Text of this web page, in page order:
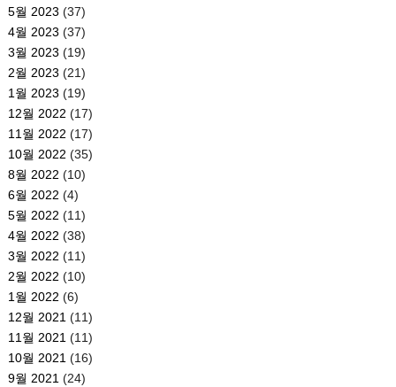
5월 2023 (37)
4월 2023 (37)
3월 2023 (19)
2월 2023 (21)
1월 2023 (19)
12월 2022 (17)
11월 2022 (17)
10월 2022 (35)
8월 2022 (10)
6월 2022 (4)
5월 2022 (11)
4월 2022 (38)
3월 2022 (11)
2월 2022 (10)
1월 2022 (6)
12월 2021(11)
11월 2021(11)
10월 2021(16)
9월 2021(24)